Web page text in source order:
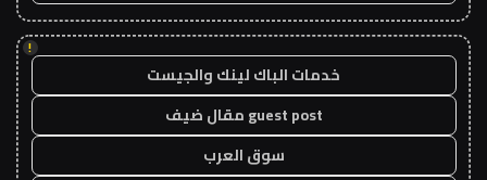
!
خدمات الباك لينك والجيست
guest post مقال ضيف
سوق العرب